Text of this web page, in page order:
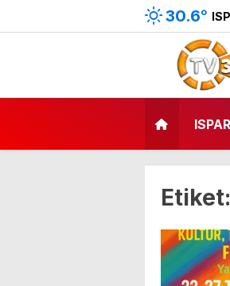
30.6°
Etiket: